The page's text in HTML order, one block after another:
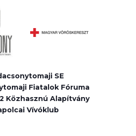
SE
Fiatalok Fóruma
Közhasznú Alapítvány
Vívóklub